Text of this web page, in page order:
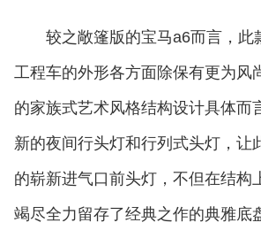
较之敞篷版的宝马a6而言，
工程车的外形各方面除保有更为风
的家族式艺术风格结构设计具体
新的夜间行头灯和行列式头灯，
的崭新进气口前头灯，不但在结
竭尽全力留存了经典之作的典雅底